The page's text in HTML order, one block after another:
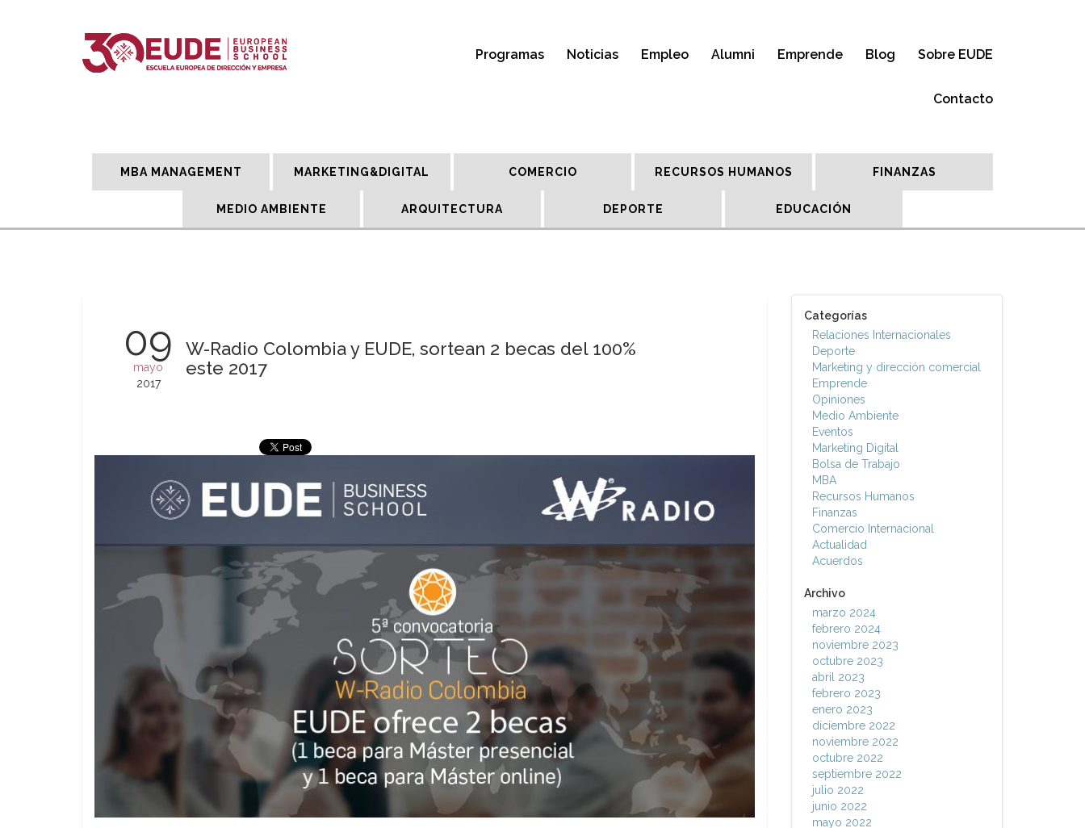
Programas Noticias Empleo Alumni Emprende Blog Sobre EUDE
Contacto
MBA MANAGEMENT MARKETING&DIGITAL COMERCIO RECURSOS HUMANOS FINANZAS
MEDIO AMBIENTE ARQUITECTURA DEPORTE EDUCACIÓN
09
mayo
2017
W-Radio Colombia y EUDE, sortean 2 becas del 100%
este 2017
Categorías
Relaciones Internacionales
Deporte
Marketing y dirección comercial
Emprende
Opiniones
Medio Ambiente
Eventos
Marketing Digital
Bolsa de Trabajo
MBA
Recursos Humanos
Finanzas
Comercio Internacional
Actualidad
Acuerdos
Archivo
marzo 2024
febrero 2024
noviembre 2023
octubre 2023
abril 2023
febrero 2023
enero 2023
diciembre 2022
noviembre 2022
octubre 2022
septiembre 2022
julio 2022
junio 2022
mayo 2022